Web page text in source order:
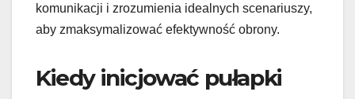
komunikacji i zrozumienia idealnych scenariuszy,
aby zmaksymalizować efektywność obrony.
Kiedy inicjować pułapki